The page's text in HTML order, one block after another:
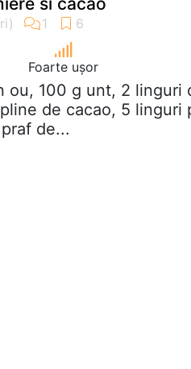
Foarte ușor
ou, 100 g unt, 2 linguri
de cacao, 5 linguri
de...